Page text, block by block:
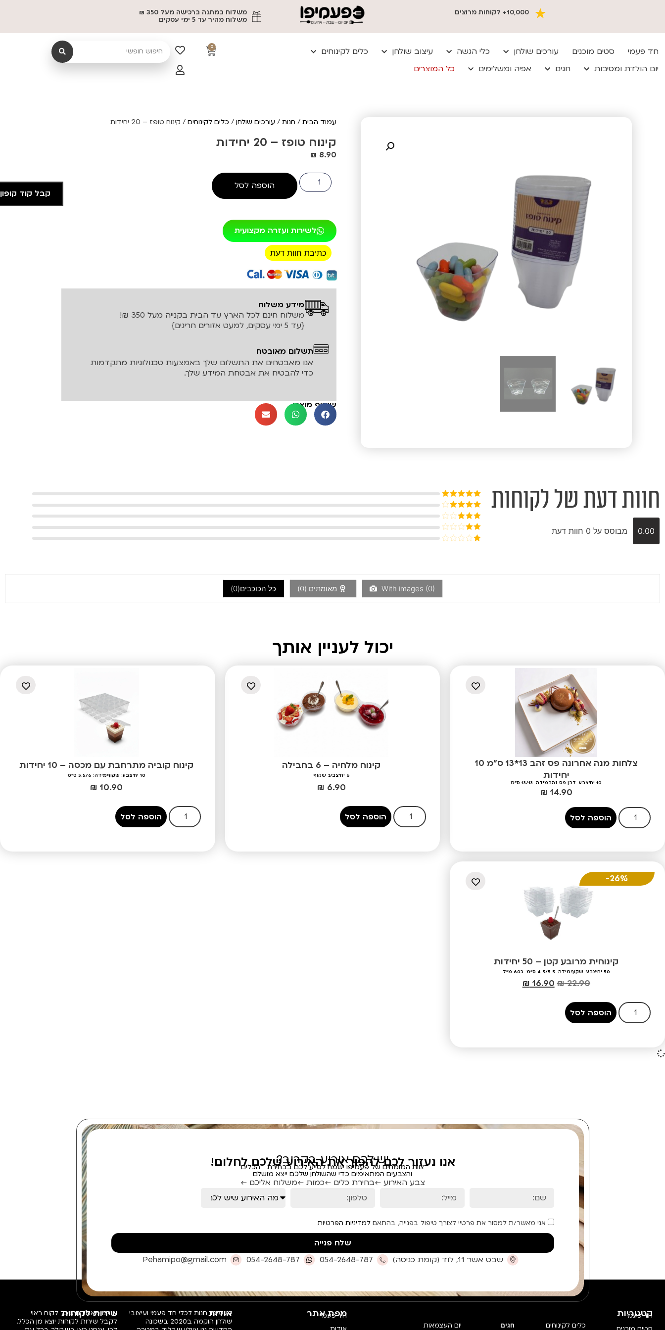
10,000+ לקוחות מרוצים
משלוח במתנה ברכישה מעל 350 ₪
משלוח מהיר עד 5 ימי עסקים
חד פעמי סטים מוכנים עורכים שולחן כלי הגשה עיצוב שולחן
כלים לקינוחים
יום הולדת ומסיבות
חגים אפיה ומשלימים כל המוצרים
0
עמוד הבית/ חנות/ עורכים שולחן/ כלים לקינוחים/ קינוח טופז – 20 יחידות
קינוח טופז – 20 יחידות
₪ 8.90
הוספה לסל
לשירות ועזרה מקצועית
כתיבת חוות דעת
רכישה מאובטחת!
מידע משלוח
משלוח חינם לכל הארץ עד הבית בקנייה מעל 350 ₪!
{עד 5 ימי עסקים, למעט אזורים חריגים}
תשלום מאובטח
אנו מאבטחים את התשלום שלך באמצעות טכנולוגיות מתקדמות
כדי להבטיח את אבטחת המידע שלך.
שיתוף מוצר:
חוות דעת של לקוחות
0.00 מבוסס על 0 חוות דעת
דורג5מתוך
דורג4
מתוך 5
דורג3
דורג
With images (0) מאומתים (0
) כל הכוכבים(0
)
יכול לעניין אותך
צלחות מנה אחרונה פס זהב 13*13 ס"מ 10
יחידות
10 יח' צבע: לבן פס זהבמידה: 13/13 ס"מ
₪ 14.90
הוספה לסל
קינוח מלחיה – 6 בחבילה
6 יח' צבע: שקוף
₪ 6.90
הוספה לסל
קינוח קוביה מתרחבת עם מכסה – 10 יחידות
10 יח' צבע: שקוףמידה: 5.5/6 ס"מ
₪ 10.90
הוספה לסל
26%-
קינוחית מרובע קטן – 50 יחידות
50 יח' צבע: שקוףמידה: 4.5/5.5 ס"מ. כ60 מ"ל
₪22.90
₪ 16.90
הוספה לסל
קבל קוד
יש לכם אירוע בקרוב?
אנו נעזור לכם להפוך את האירוע שלכם לחלום!
צוות המומחים של פעמיפו ישמח לסייע לכם בבחירת הכלים
והצבעים המתאימים כדי שהשולחן שלכם ייצא מושלם
צבע האירוע ←בחירת כלים ←כמות ←משלוח אליכם ←
אני מאשר/ת למסור את פרטיי לצורך טיפול בפנייה, בהתאםלמדיניות הפרטיות
שלח פנייה
שבט אשר 11, לוד (קומת כניסה)
054-2648-787
054-2648-787
Pehamipo@gmail.com
קטגוריות
חד פעמי
כלים לקינוחים חגים יום העצמאות
מפת אתר
חד פעמי
אודות
פעמיפו, חנות לכלי חד פעמי ועיצובי
שולחן הוקמה ב2020 בשכונה
שירות לקוחות
אנחנו מאמינים שכל לקוח ראוי
לקבל שירות לקוחות יוצא מן הכלל.